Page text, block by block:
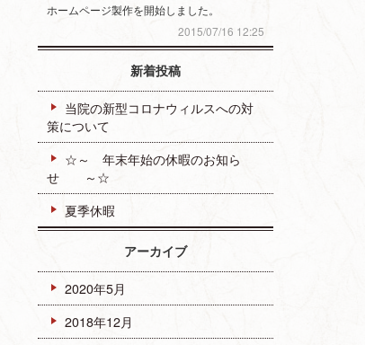
ホームページ製作を開始しました。
2015/07/16 12:25
新着投稿
当院の新型コロナウィルスへの対
策について
☆～ 年末年始の休暇のお知ら
せ ～☆
夏季休暇
アーカイブ
2020年5月
2018年12月